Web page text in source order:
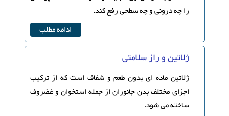
را چه درونی و چه سطحی رفع کند.
ادامه مطلب
ژلاتین و راز سلامتی
ژلاتین ماده ای بدون طعم و شفاف است که از ترکیب
اجزای مختلف بدن جانوران از جمله استخوان و غضروف
ساخته می شود.